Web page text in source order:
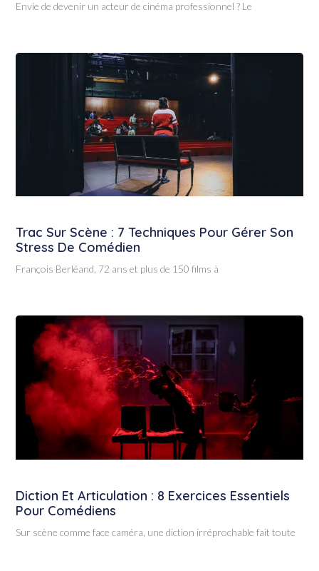
Envie de devenir un acteur de cinéma professionnel ? Le
Trac Sur Scène : 7 Techniques Pour Gérer Son
Stress De Comédien
François Berléand, 72 ans et plus de 150 films à
Diction Et Articulation : 8 Exercices Essentiels
Pour Comédiens
Sur scène comme face caméra, une diction irréprochable fait toute